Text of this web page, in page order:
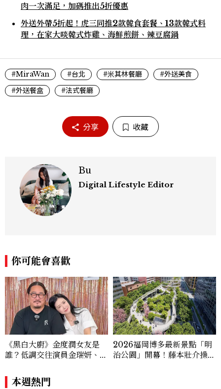
肉一次滿足，加碼推出5折優惠
外送外帶5折起！虎三同推2款韓食套餐、13款韓式料
理，在家大啖韓式炸雞、海鮮煎餅、辣豆腐鍋
#MiraWan #台北 #米其林餐廳
#外送美食
#外送餐盒
#法式餐廳
分享 收藏
Bu
Digital Lifestyle Editor
你可能會喜歡
《黑白大廚》金度潤女友是
誰？低調交往演員金瑞妍、曾
風穿搭是日常範本！
2026福岡博多最新景點「明
治公園」開幕！藤本壯介操刀
本週熱門